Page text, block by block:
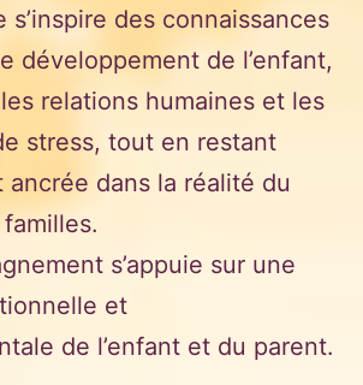
s’inspire des connaissances
développement de l’enfant,
relations humaines et les
stress, tout en restant
dans la réalité du
s’appuie sur une
et
de l’enfant et du parent.